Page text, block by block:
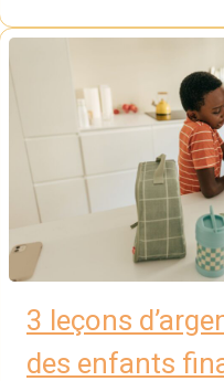
3 leçons
des enfants